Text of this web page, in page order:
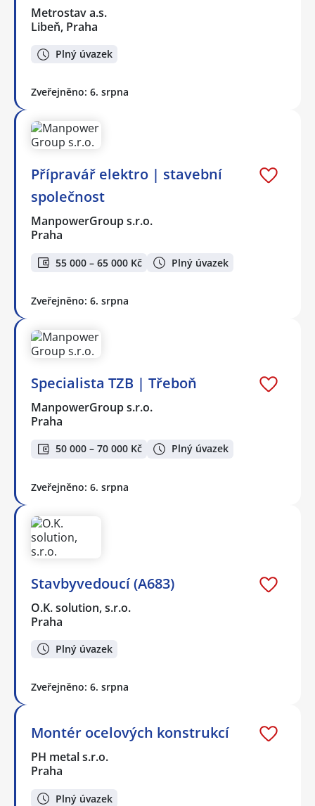
Metrostav a.s.
Libeň, Praha
Plný úvazek
Zveřejněno: 6. srpna
Přípravář elektro | stavební
společnost
ManpowerGroup s.r.o.
Praha
55 000 – 65 000 Kč Plný úvazek
Zveřejněno: 6. srpna
Specialista TZB | Třeboň
ManpowerGroup s.r.o.
Praha
50 000 – 70 000 Kč Plný úvazek
Zveřejněno: 6. srpna
Stavbyvedoucí (A683)
O.K. solution, s.r.o.
Praha
Plný úvazek
Zveřejněno: 6. srpna
Montér ocelových konstrukcí
PH metal s.r.o.
Praha
Plný úvazek